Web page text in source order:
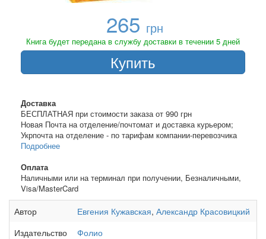
265 грн
Книга будет передана в службу доставки в течении 5 дней
Купить
Доставка
БЕСПЛАТНАЯ при стоимости заказа от 990 грн
Новая Почта на отделение/почтомат и доставка курьером;
Укрпочта на отделение - по тарифам компании-перевозчика
Подробнее
Оплата
Наличными или на терминал при получении, Безналичными,
Visa/MasterCard
Автор Евгения Кужавская, Александр Красовицкий
Издательство
Фолио